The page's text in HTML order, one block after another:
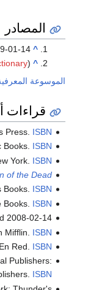
المصادر
^
01-14
^
(cf
الموسوعة
قراءات
Press. ISBN
Books. ISBN
York. ISBN
of the Dead?
Books. ISBN
ISBN
2008-02-14
Mifflin. ISBN
Red. ISBN
Publishers:
ISBN